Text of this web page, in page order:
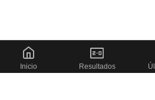
Inicio Resultados